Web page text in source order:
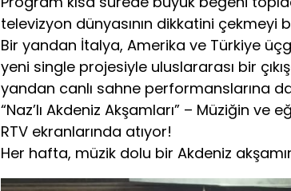
televizyon dünyasının dikkatini çekmeyi
Bir yandan İtalya, Amerika ve Türkiye
yeni single projesiyle uluslararası bir
yandan canlı sahne performanslarına
“Naz’lı Akdeniz Akşamları” – Müziğin ve
RTV ekranlarında atıyor!
Her hafta, müzik dolu bir Akdeniz